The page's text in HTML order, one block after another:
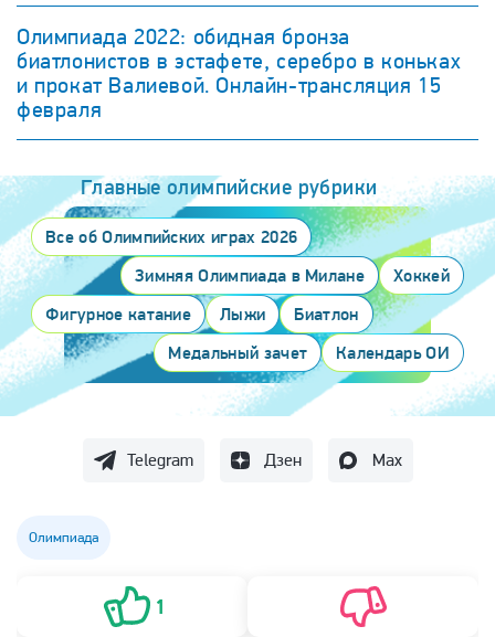
Олимпиада 2022: обидная бронза
биатлонистов в эстафете, серебро в коньках
и прокат Валиевой. Онлайн-трансляция 15
февраля
Главные олимпийские рубрики
Все об Олимпийских играх 2026
Зимняя Олимпиада в Милане
Хоккей
Фигурное катание
Лыжи
Биатлон
Медальный зачет
Календарь ОИ
Telegram Дзен Max
Олимпиада
1